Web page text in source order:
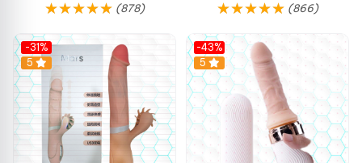
(878) (866)
-31%
5
-43%
Hot
5